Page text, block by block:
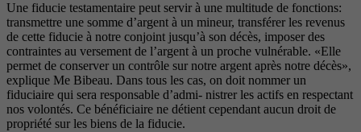
Une fiducie testamentaire peut servir à une multitude de fonctions:
transmettre une somme d’argent à un mineur, transférer les revenus
de cette fiducie à notre conjoint jusqu’à son décès, imposer des
contraintes au versement de l’argent à un proche vulnérable. «Elle
permet de conserver un contrôle sur notre argent après notre décès»,
explique Me Bibeau. Dans tous les cas, on doit nommer un
fiduciaire qui sera responsable d’admi- nistrer les actifs en respectant
nos volontés. Ce bénéficiaire ne détient cependant aucun droit de
propriété sur les biens de la fiducie.